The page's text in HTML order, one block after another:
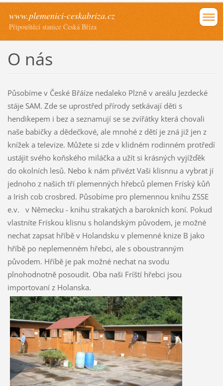
www.plemenici-ceskabriza.cz
Připouštěcí stanice Česká Bříza
O nás
Působíme v České Břáíze nedaleko Plzně v areálu Jezdecké
stáje SAM. Zde se uprostřed přírody setkávají děti s
hendikepem i bez a seznamují se se zvířátky která chovali
naše babičky a dědečkové, ale mnohé z dětí je zná již jen z
knížek a televize. Můžete si zde v klidném rodinném protředí
ustájit svého koňského miláčka a užít si krásných vyjížďěk
do okolních lesů. Nebo k nám přivézt Vaši klisnnu a vybrat jí
jednoho z našich tří plemenných hřebců plemen Fríský kůň
a Irish cob crosbred. Působíme pro plemennou knihu ZSSE
e.v. v Německu - knihu strakatých a barokních koní. Pokud
vlastníte Frískou klisnu s holandským původem, je možné
nechat zapsat hříbě v Holandsku v plemenné knize B jako
hříbě po neplemenném hřebci, ale s oboustranným
původem. Hříbě je pak možné nechat na svodu
plnohodnotně posoudit. Oba naši Fríští hřebci jsou
importovaní z Holanska.